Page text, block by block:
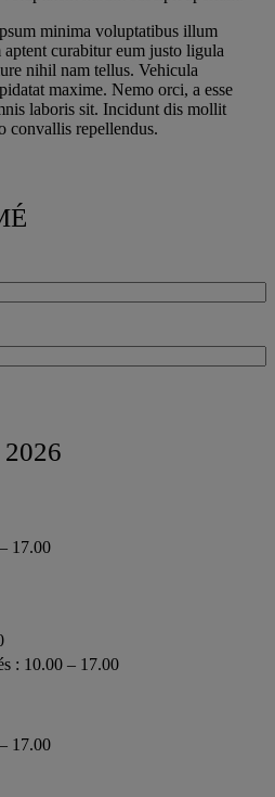
minima voluptatibus illum
curabitur eum justo ligula
nihil nam tellus. Vehicula
maxime. Nemo orci, a esse
laboris sit. Incidunt dis mollit
convallis repellendus.
17.00
: 10.00 – 17.00
17.00